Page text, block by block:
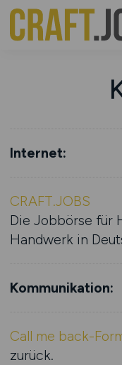
Internet:
CRAFT.JOBS
Die Jobbörse für
Handwerk in
Kommunikation:
Call me back-
zurück.